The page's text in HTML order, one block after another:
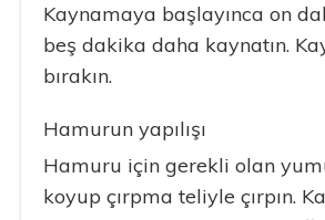
Kaynamaya başlayınca on
beş dakika daha kaynatın.
bırakın.
Hamurun yapılışı
Hamuru için gerekli olan
koyup çırpma teliyle çırpın.